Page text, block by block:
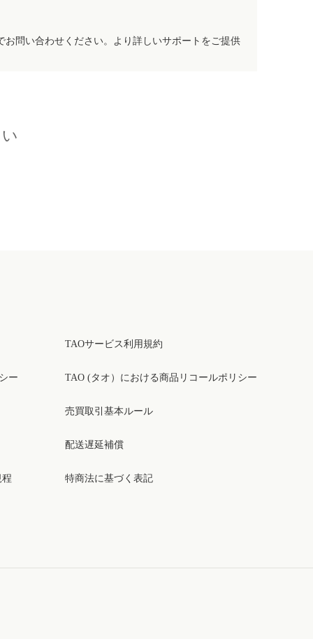
問い合わせください。より詳しいサポートをご提供
ー
TAOサービス利用規約
TAO (タオ）における商品リコールポリシー
売買取引基本ルール
配送遅延補償
特商法に基づく表記